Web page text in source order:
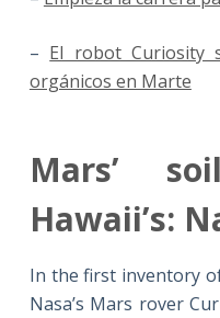
– El robot Curiosity
orgánicos en Marte
Mars’
Hawaii’s:
In the first inventory
Nasa’s Mars rover